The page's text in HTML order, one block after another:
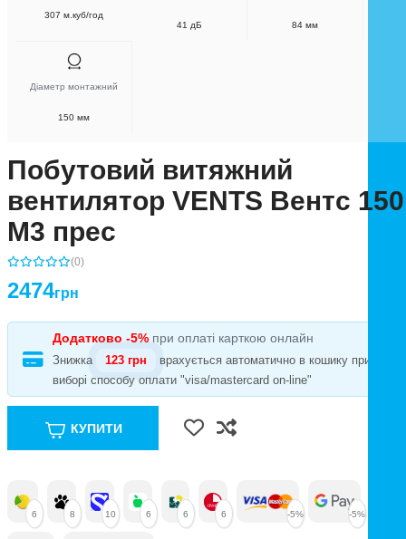
307 м.куб/год
41 дБ 84 мм
Діаметр монтажний
150 мм
Побутовий витяжний
вентилятор VENTS Вентс 150
М3 прес
(0)
2474грн
Додатково -5% при оплаті карткою онлайн
Знижка 123 грн
врахується автоматично в кошику при
виборі способу оплати "visa/mastercard on-line"
КУПИТИ
6 8 10 6 6 6 -5% -5%